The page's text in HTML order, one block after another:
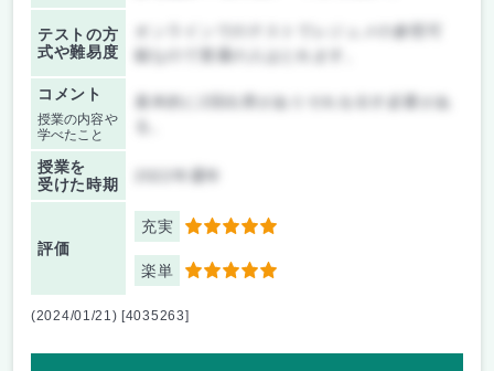
テストの方
式や難易度
オンラインでのテストでレジュメの参照可
コメント
授業の内容や
学べたこと
基本的に2回出席がありそれを出す必要があ
授業を
受けた時期
評価
充実 5
楽単 5
(2024/01/21) [4035263]